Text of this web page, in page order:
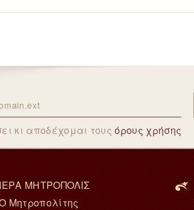
κι αποδέχομαι τουςόρους χρήσης
ΙΕΡΑ ΜΗΤΡΟΠΟΛΙΣ
Μητροπολίτης